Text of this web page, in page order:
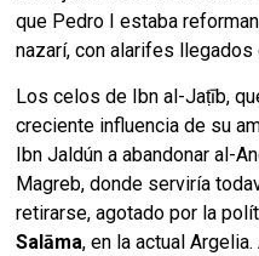
que Pedro I estaba
nazarí, con alarifes llegados
Los celos de Ibn al-Jaṭīb,
creciente influencia de su
Ibn Jaldún a abandonar al-
Magreb, donde serviría
retirarse, agotado por la
Salāma, en la actual